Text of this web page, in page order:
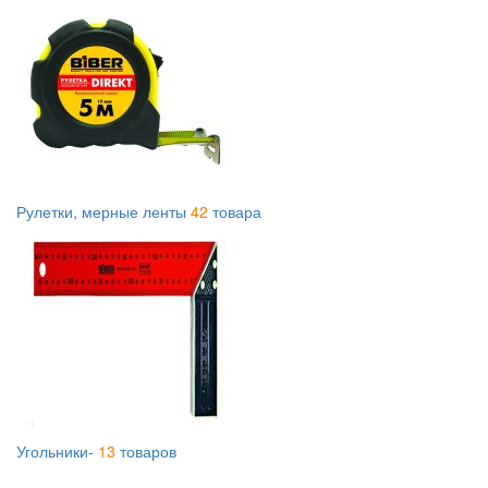
Рулетки, мерные ленты 42 товара
Угольники- 13 товаров